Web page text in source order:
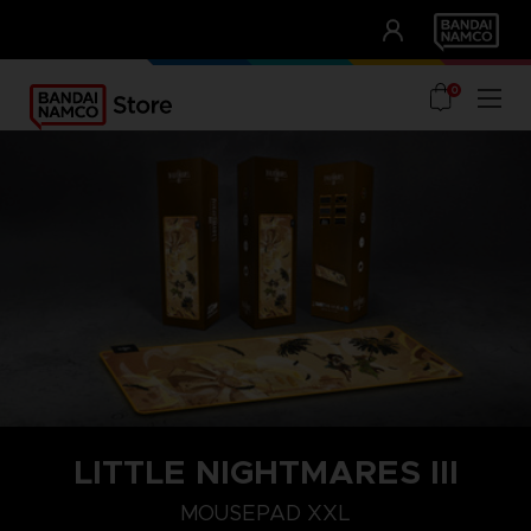
UNSERE VORTEILE
0
LITTLE NIGHTMARES III
MOUSEPAD XXL